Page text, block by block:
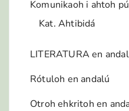
Komunikaoh i ahtoh
Kat. Ahtibidá
LITERATURA en
Rótuloh en andalú
Otroh ehkritoh en